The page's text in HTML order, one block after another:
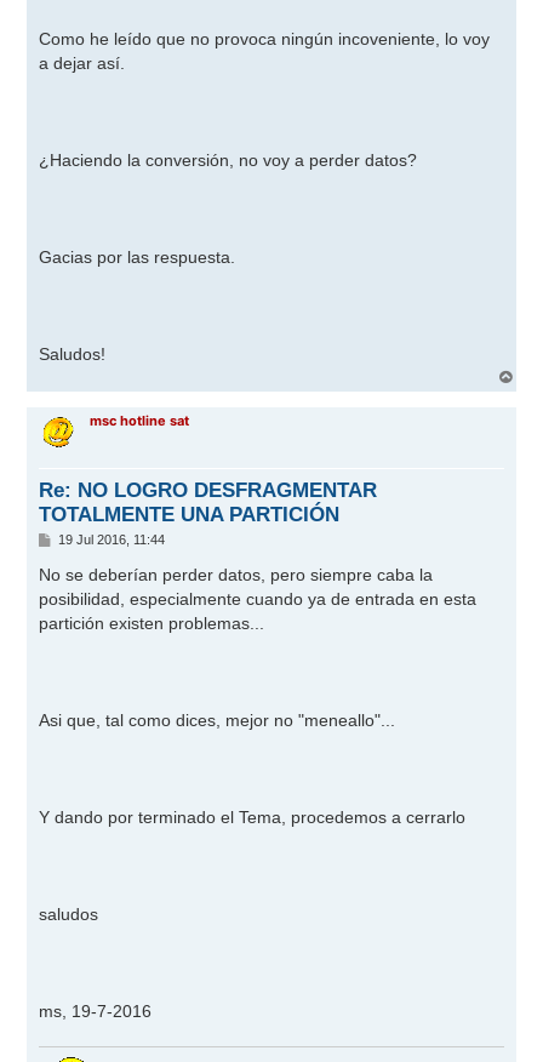
Como he leído que no provoca ningún incoveniente, lo voy
a dejar así.
¿Haciendo la conversión, no voy a perder datos?
Gacias por las respuesta.
Saludos!
r
msc hotline sat
Re: NO LOGRO DESFRAGMENTAR
TOTALMENTE UNA PARTICIÓN
M
n
s
a
e
19 Jul 2016, 11:44
No se deberían perder datos, pero siempre caba la
posibilidad, especialmente cuando ya de entrada en esta
partición existen problemas...
Asi que, tal como dices, mejor no "meneallo"...
Y dando por terminado el Tema, procedemos a cerrarlo
saludos
ms, 19-7-2016